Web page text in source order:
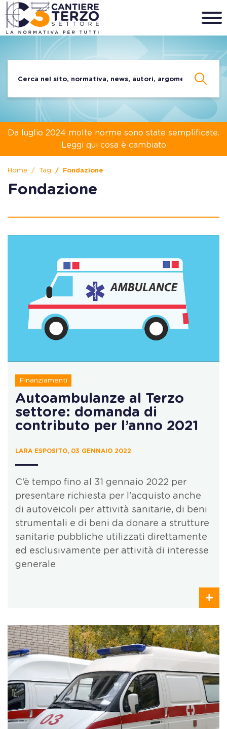
Da luglio 2024 molte norme sono state semplificate.
Leggi qui cosa è cambiato
Home Tag Fondazione
Fondazione
Finanziamenti
Autoambulanze al Terzo
settore: domanda di
contributo per l’anno 2021
LARA ESPOSITO, 03 GENNAIO 2022
C’è tempo fino al 31 gennaio 2022 per
presentare richiesta per l'acquisto anche
di autoveicoli per attività sanitarie, di beni
strumentali e di beni da donare a strutture
sanitarie pubbliche utilizzati direttamente
ed esclusivamente per attività di interesse
generale